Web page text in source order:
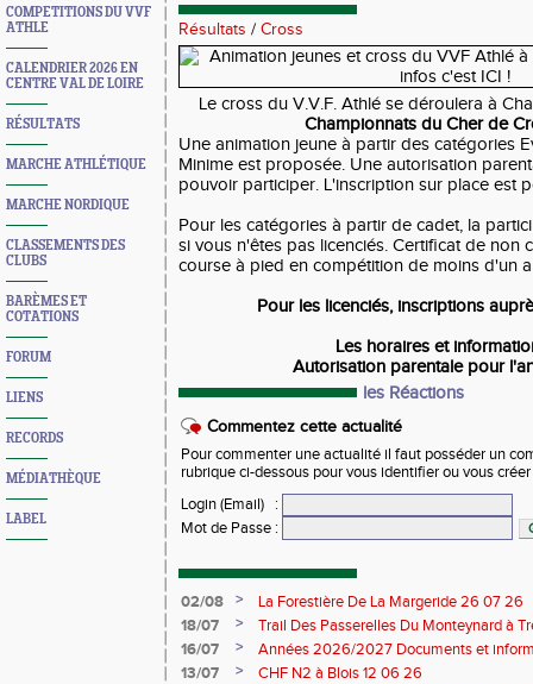
COMPETITIONS DU VVF
ATHLE
CALENDRIER 2026 EN
CENTRE VAL DE LOIRE
RÉSULTATS
MARCHE ATHLÉTIQUE
MARCHE NORDIQUE
CLASSEMENTS DES
CLUBS
BARÈMES ET
COTATIONS
FORUM
LIENS
RECORDS
MÉDIATHÈQUE
LABEL
Résultats / Cross
Le cross du V.V.F. Athlé se déroulera à
Championnats du Cher de
Une animation jeune à partir des catégories
Minime est proposée. Une autorisation
pouvoir participer. L'inscription sur place est
Pour les catégories à partir de cadet, la
si vous n'êtes pas licenciés. Certificat de non
course à pied en compétition de moins d'un
Pour les licenciés, inscriptions
Les horaires et
Autorisation parentale pour
les Réactions
Commentez cette actualité
Pour commenter une actualité il faut posséder un
rubrique ci-dessous pour vous identifier ou vous
Login (Email)
:
Mot de Passe :
02/08 >
La Forestière De La Margeride 26 07 26
18/07
>
Trail Des Passerelles Du Monteynard à
16/07
>
Années 2026/2027 Documents et
13/07
>
CHF N2 à Blois 12 06 26